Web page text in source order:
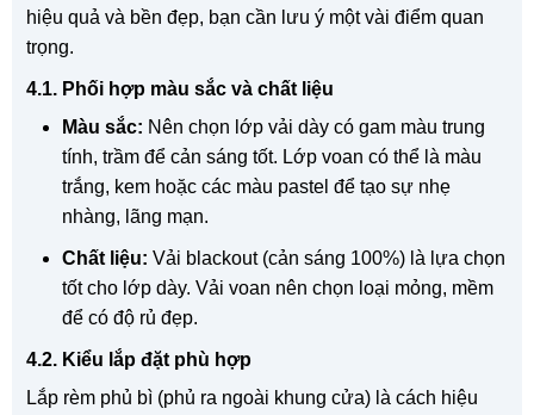
hiệu quả và bền đẹp, bạn cần lưu ý một vài điểm quan
trọng.
4.1. Phối hợp màu sắc và chất liệu
Màu sắc: Nên chọn lớp vải dày có gam màu trung
tính, trầm để cản sáng tốt. Lớp voan có thể là màu
trắng, kem hoặc các màu pastel để tạo sự nhẹ
nhàng, lãng mạn.
Chất liệu: Vải blackout (cản sáng 100%) là lựa chọn
tốt cho lớp dày. Vải voan nên chọn loại mỏng, mềm
để có độ rủ đẹp.
4.2. Kiểu lắp đặt phù hợp
Lắp rèm phủ bì (phủ ra ngoài khung cửa) là cách hiệu